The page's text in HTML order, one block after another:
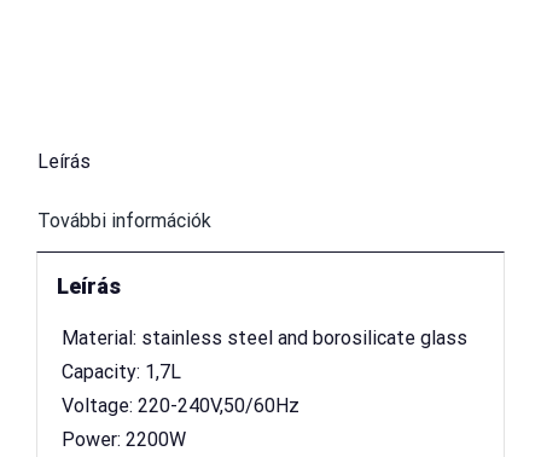
Leírás
További információk
Leírás
 Material: stainless steel and borosilicate glass
 Capacity: 1,7L
 Voltage: 220-240V,50/60Hz
 Power: 2200W